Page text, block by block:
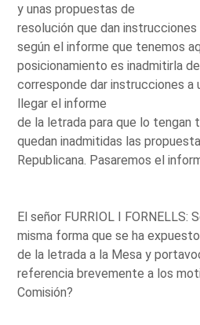
y unas propuestas de
resolución que dan
según el informe que tenemos
posicionamiento es inadmitirla
corresponde dar instrucciones a
llegar el informe
de la letrada para que lo tengan
quedan inadmitidas las
Republicana. Pasaremos el
El señor FURRIOL I FORNELLS:
misma forma que se ha
de la letrada a la Mesa y
referencia brevemente a los
Comisión?